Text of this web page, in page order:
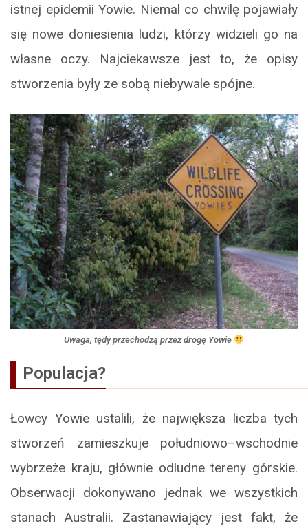
istnej epidemii Yowie. Niemal co chwilę pojawiały
się nowe doniesienia ludzi, którzy widzieli go na
własne oczy. Najciekawsze jest to, że opisy
stworzenia były ze sobą niebywale spójne.
Uwaga, tędy przechodzą przez drogę Yowie
Populacja?
Łowcy Yowie ustalili, że największa liczba tych
stworzeń zamieszkuje południowo–wschodnie
wybrzeże kraju, głównie odludne tereny górskie.
Obserwacji dokonywano jednak we wszystkich
stanach Australii. Zastanawiający jest fakt, że